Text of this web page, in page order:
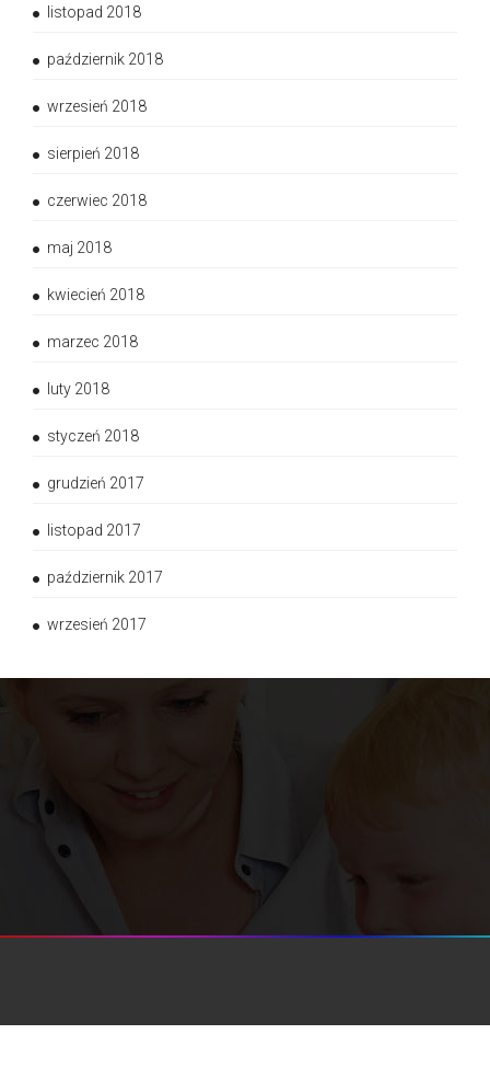
listopad 2018
październik 2018
wrzesień 2018
sierpień 2018
czerwiec 2018
maj 2018
kwiecień 2018
marzec 2018
luty 2018
styczeń 2018
grudzień 2017
listopad 2017
październik 2017
wrzesień 2017